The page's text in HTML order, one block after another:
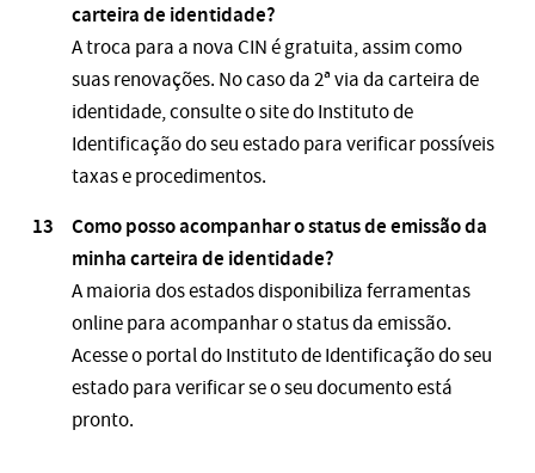
carteira de identidade?
A troca para a nova CIN é gratuita, assim como
suas renovações. No caso da 2ª via da carteira de
identidade, consulte o site do Instituto de
Identificação do seu estado para verificar possíveis
taxas e procedimentos.
Como posso acompanhar o status de emissão da
minha carteira de identidade?
A maioria dos estados disponibiliza ferramentas
online para acompanhar o status da emissão.
Acesse o portal do Instituto de Identificação do seu
estado para verificar se o seu documento está
pronto​.